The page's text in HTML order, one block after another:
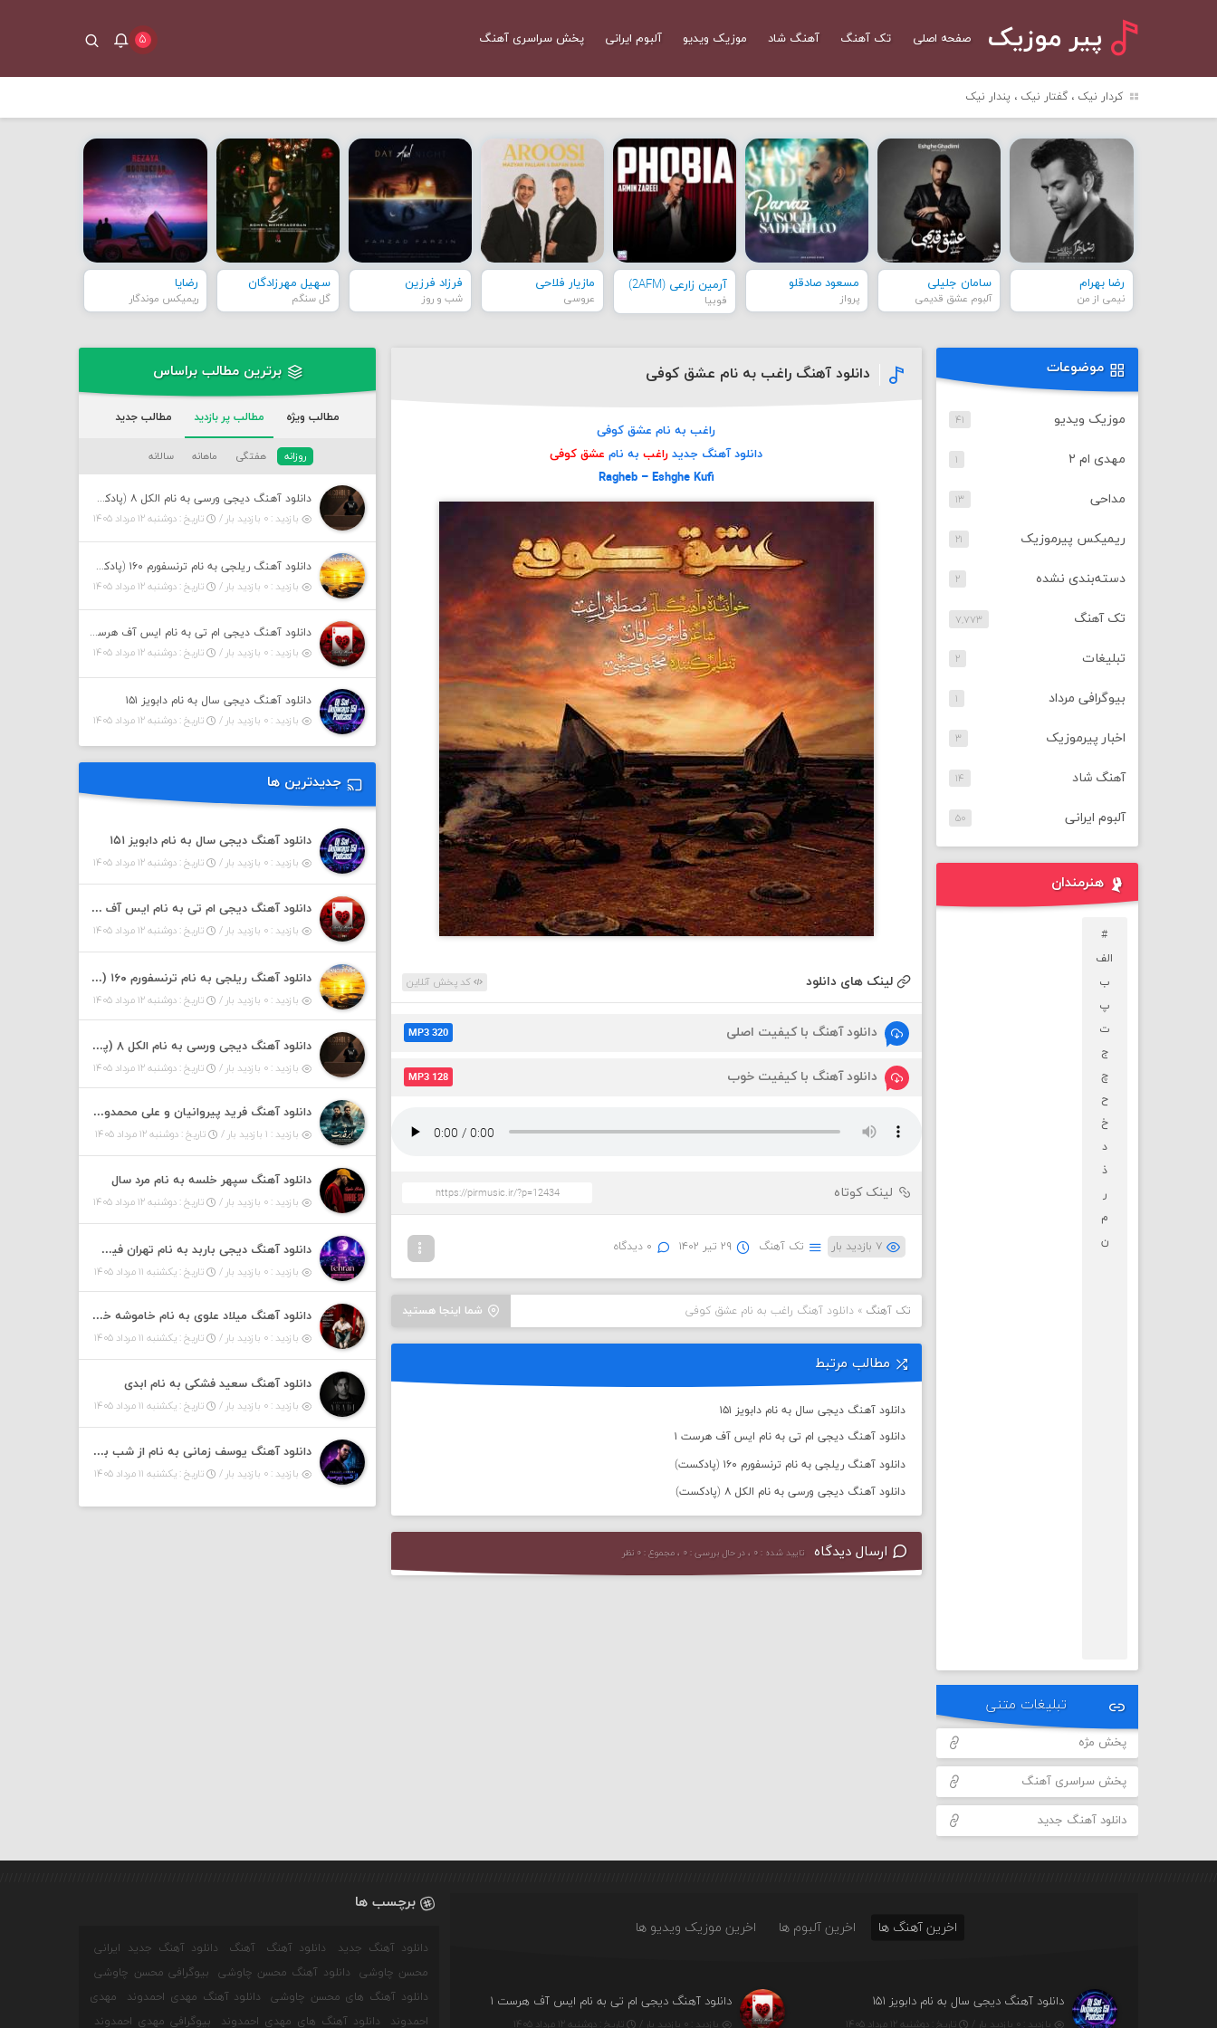
پیر موزیک صفحه اصلی تک آهنگ آهنگ شاد موزیک ویدیو آلبوم ایرانی پخش سراسری آهنگ ۵
کردار نیک ، گفتار نیک ، پندار نیک
رضا بهرام
نیمی از من
سامان جلیلی
آلبوم عشق قدیمی
مسعود صادقلو
پرواز
آرمین زارعی (2AFM)
فوبیا
مازیار فلاحی
عروسی
فرزاد فرزین
شب و روز
سهیل مهرزادگان
گل سنگم
رضایا
ریمیکس موندگار
دانلود آهنگ راغب به نام عشق کوفی
راغب به نام عشق کوفی
دانلود آهنگ جدیدراغببه نام عشق کوفی
Ragheb – Eshghe Kufi
لینک های دانلود کد پخش آنلاین
دانلود آهنگ با کیفیت اصلی MP3 320
دانلود آهنگ با کیفیت خوب MP3 128
لینک کوتاه
۷ بازدید بار تک آهنگ ۲۹ تیر ۱۴۰۲ ۰ دیدگاه
شما اینجا هستید تک آهنگ »دانلود آهنگ راغب به نام عشق کوفی
مطالب مرتبط
دانلود آهنگ دیجی سال به نام دابویز ۱۵۱
دانلود آهنگ دیجی ام تی به نام ایس آف هرست ۱
دانلود آهنگ ریلجی به نام ترنسفورم ۱۶۰ (پادکست)
دانلود آهنگ دیجی ورسی به نام الکل ۸ (پادکست)
ارسال دیدگاه تایید شده : ۰ ، در حال بررسی : ۰ ، مجموع : ۰ نظر
موضوعات
موزیک ویدیو ۴۱
مهدی ام ۲ ۱
مداحی ۱۳
ریمیکس پیرموزیک ۲۱
دسته‌بندی نشده ۲
تک آهنگ ۷,۷۷۳
تبلیغات ۲
بیوگرافی مرداد ۱
اخبار پیرموزیک ۳
آهنگ شاد ۱۴
آلبوم ایرانی ۵۰
هنرمندان
#
الف
ب
پ
ت
ج
چ
ح
خ
د
ذ
ر
م
ن
تبلیغات متنی
پخش مژه
پخش سراسری آهنگ
دانلود آهنگ جدید
برترین مطالب براساس
مطالب ویژه مطالب پر بازدید مطالب جدید
روزانه هفتگی ماهانه سالانه
دانلود آهنگ دیجی ورسی به نام الکل ۸ (پادکست)
بازدید : ۰ بازدید بار /
تاریخ : دوشنبه ۱۲ مرداد ۱۴۰۵
دانلود آهنگ ریلجی به نام ترنسفورم ۱۶۰ (پادکست)
بازدید : ۰ بازدید بار /
تاریخ : دوشنبه ۱۲ مرداد ۱۴۰۵
دانلود آهنگ دیجی ام تی به نام ایس آف هرست ۱
بازدید : ۰ بازدید بار /
تاریخ : دوشنبه ۱۲ مرداد ۱۴۰۵
دانلود آهنگ دیجی سال به نام دابویز ۱۵۱
بازدید : ۰ بازدید بار /
تاریخ : دوشنبه ۱۲ مرداد ۱۴۰۵
جدیدترین ها
دانلود آهنگ دیجی سال به نام دابویز ۱۵۱
بازدید : ۰ بازدید بار / تاریخ : دوشنبه ۱۲ مرداد ۱۴۰۵
دانلود آهنگ دیجی ام تی به نام ایس آف هرست ۱
بازدید : ۰ بازدید بار / تاریخ : دوشنبه ۱۲ مرداد ۱۴۰۵
دانلود آهنگ ریلجی به نام ترنسفورم ۱۶۰ (پادکست)
بازدید : ۰ بازدید بار / تاریخ : دوشنبه ۱۲ مرداد ۱۴۰۵
دانلود آهنگ دیجی ورسی به نام الکل ۸ (پادکست)
بازدید : ۰ بازدید بار / تاریخ : دوشنبه ۱۲ مرداد ۱۴۰۵
دانلود آهنگ فرید پیروانیان و علی محمدوند به نام اَبَر قدرت
بازدید : ۱ بازدید بار / تاریخ : دوشنبه ۱۲ مرداد ۱۴۰۵
دانلود آهنگ سپهر خلسه به نام مرد سال
بازدید : ۰ بازدید بار / تاریخ : دوشنبه ۱۲ مرداد ۱۴۰۵
دانلود آهنگ دیجی باربد به نام تهران فیت ۵۵ (پادکست)
بازدید : ۰ بازدید بار / تاریخ : یکشنبه ۱۱ مرداد ۱۴۰۵
دانلود آهنگ میلاد علوی به نام خاموشه خطت
بازدید : ۰ بازدید بار / تاریخ : یکشنبه ۱۱ مرداد ۱۴۰۵
دانلود آهنگ سعید فشکی به نام ابدی
بازدید : ۰ بازدید بار / تاریخ : یکشنبه ۱۱ مرداد ۱۴۰۵
دانلود آهنگ یوسف زمانی به نام از شب بپرسین میگه چه روزگاری دارم
بازدید : ۰ بازدید بار / تاریخ : یکشنبه ۱۱ مرداد ۱۴۰۵
اخرین آهنگ ها اخرین آلبوم ها اخرین موزیک ویدیو ها
دانلود آهنگ دیجی سال به نام دابویز ۱۵۱
بازدید : ۰ بازدید بار / تاریخ : دوشنبه ۱۲ مرداد ۱۴۰۵
دانلود آهنگ دیجی ام تی به نام ایس آف هرست ۱
بازدید : ۰ بازدید بار / تاریخ : دوشنبه ۱۲ مرداد ۱۴۰۵
برچسب ها
دانلود آهنگ جدید دانلود آهنگ آهنگ
دانلود آهنگ جدید ایرانی
محسن چاوشی
دانلود آهنگ محسن چاوشی
بیوگرافی محسن چاوشی
دانلود آهنگ های محسن چاوشی
دانلود آهنگ مهدی احمدوند
مهدی
احمدوند
دانلود آهنگ های مهدی احمدوند بیوگرافی مهدی احمدوند